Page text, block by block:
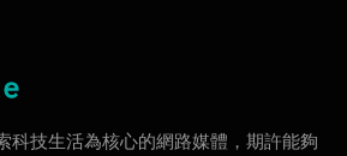
科技生活為核心的網路媒體，期許能夠